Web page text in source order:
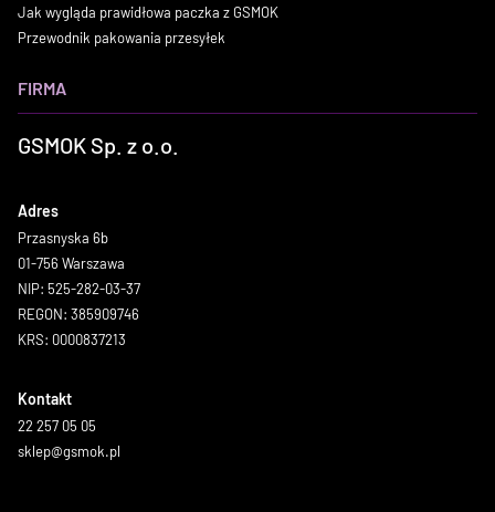
Jak wygląda prawidłowa paczka z GSMOK
Przewodnik pakowania przesyłek
FIRMA
GSMOK Sp. z o.o.
Adres
Przasnyska 6b
01-756 Warszawa
NIP: 525-282-03-37
REGON: 385909746
KRS: 0000837213
Kontakt
22 257 05 05
sklep@gsmok.pl